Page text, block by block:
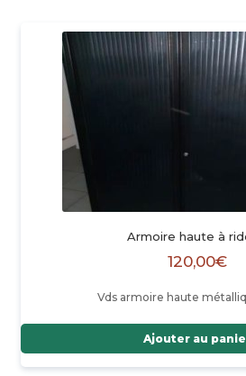
Armoire haute à
120,00€
Vds armoire haute
Ajouter au